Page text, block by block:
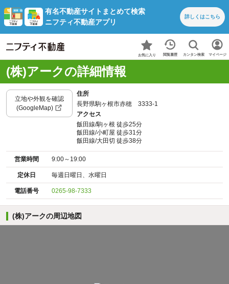
有名不動産サイトまとめて検索
ニフティ不動産アプリ
詳しくはこちら
お気に入り 閲覧履歴 カンタン検索 マイページ
(株)アークの詳細情報
立地や外観を確認
(GoogleMap)
住所
長野県駒ヶ根市赤穂 3333-1
アクセス
飯田線/駒ヶ根 徒歩25分
飯田線/小町屋 徒歩31分
飯田線/大田切 徒歩38分
営業時間 9:00～19:00
定休日 毎週日曜日、水曜日
電話番号 0265-98-7333
(株)アークの周辺地図